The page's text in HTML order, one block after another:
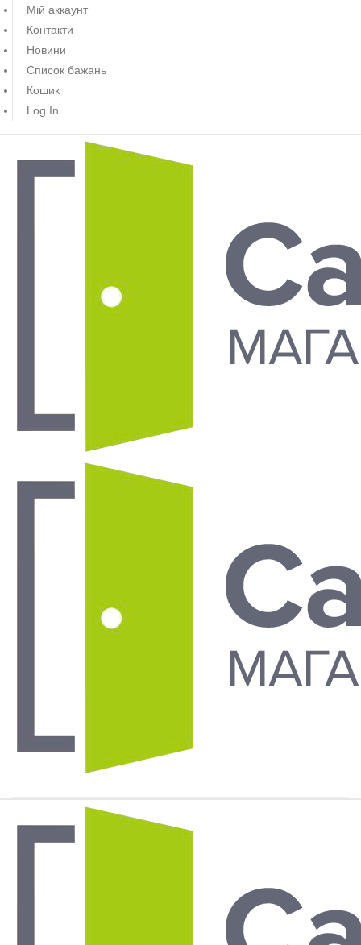
Мій аккаунт
Контакти
Новини
Список бажань
Кошик
Log In